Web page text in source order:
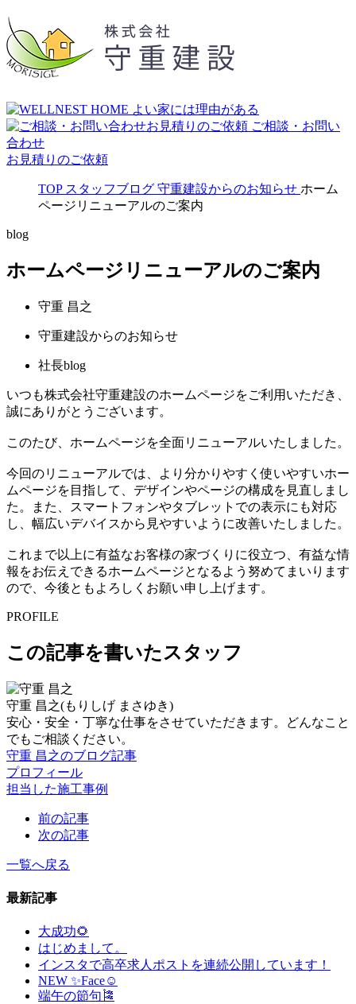
ご相談・お問い
合わせ
お見積りのご依頼
TOP スタッフブログ 守重建設からのお知らせ ホーム
ページリニューアルのご案内
blog
ホームページリニューアルのご案内
守重 昌之
守重建設からのお知らせ
社長blog
いつも株式会社守重建設のホームページをご利用いただき、
誠にありがとうございます。
このたび、ホームページを全面リニューアルいたしました。
今回のリニューアルでは、より分かりやすく使いやすいホー
ムページを目指して、デザインやページの構成を見直しまし
た。また、スマートフォンやタブレットでの表示にも対応
し、幅広いデバイスから見やすいように改善いたしました。
これまで以上に有益なお客様の家づくりに役立つ、有益な情
報をお伝えできるホームページとなるよう努めてまいります
ので、今後ともよろしくお願い申し上げます。
PROFILE
この記事を書いたスタッフ
守重 昌之(もりしげ まさゆき)
安心・安全・丁寧な仕事をさせていただきます。どんなこと
でもご相談ください。
守重 昌之のブログ記事
プロフィール
担当した施工事例
前の記事
次の記事
一覧へ戻る
最新記事
大成功🌻
はじめまして。
インスタで高卒求人ポストを連続公開しています！
NEW ✨Face☺
端午の節句🎏